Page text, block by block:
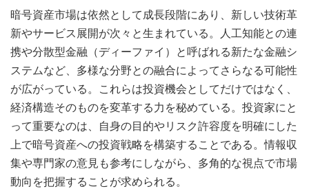
暗号資産市場は依然として成長段階にあり、新しい技術革
新やサービス展開が次々と生まれている。人工知能との連
携や分散型金融（ディーファイ）と呼ばれる新たな金融シ
ステムなど、多様な分野との融合によってさらなる可能性
が広がっている。これらは投資機会としてだけではなく、
経済構造そのものを変革する力を秘めている。投資家にと
って重要なのは、自身の目的やリスク許容度を明確にした
上で暗号資産への投資戦略を構築することである。情報収
集や専門家の意見も参考にしながら、多角的な視点で市場
動向を把握することが求められる。